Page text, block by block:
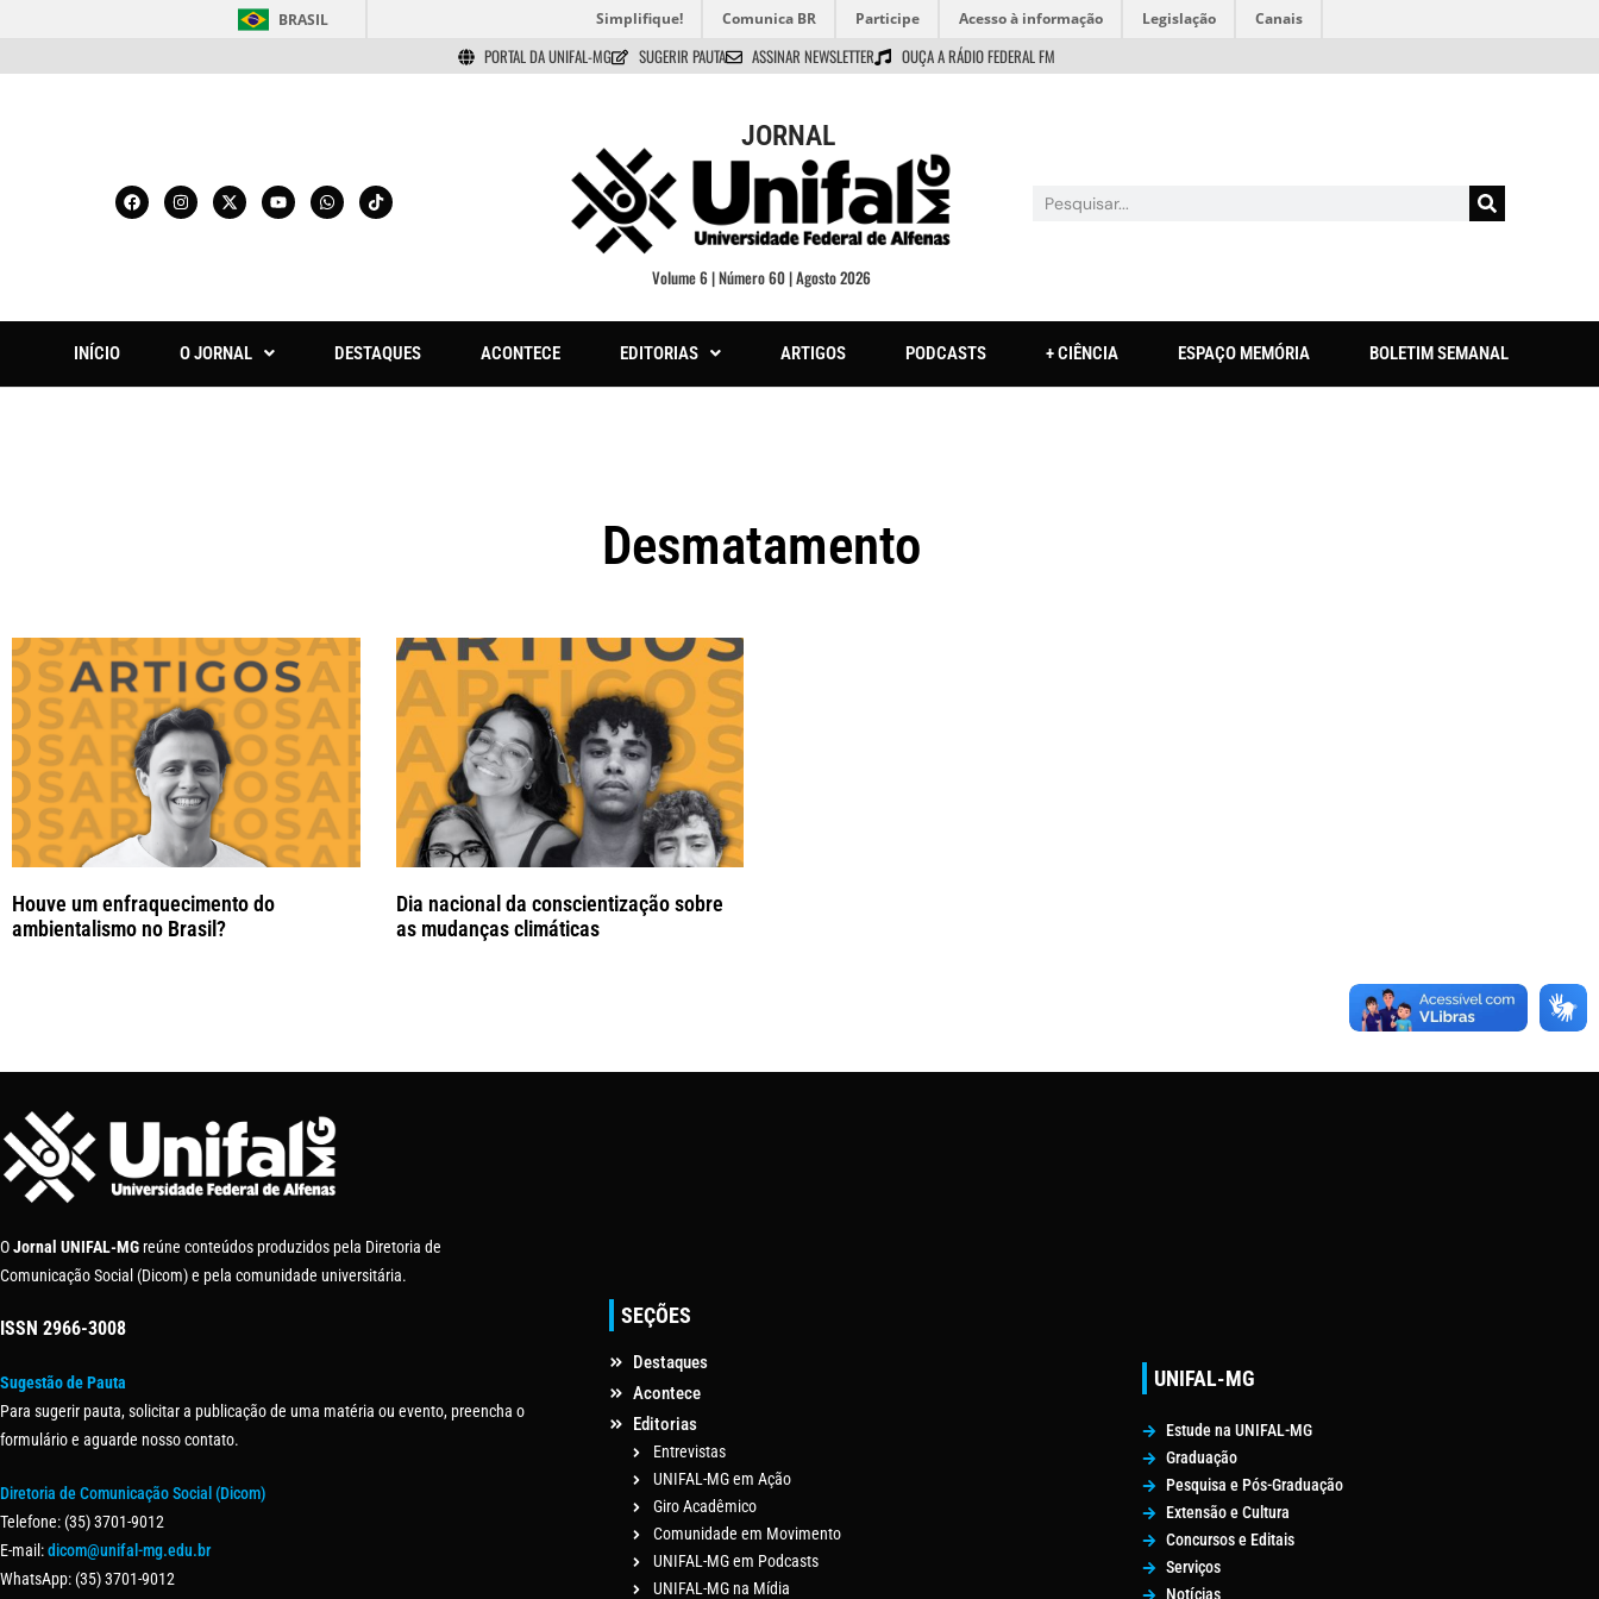
BRASIL Simplifique! Comunica BR Participe Acesso à informação Legislação Canais
PORTAL DA UNIFAL-MG SUGERIR PAUTA ASSINAR NEWSLETTER OUÇA A RÁDIO FEDERAL FM
JORNAL
Volume 6 | Número 60 | Agosto 2026
INÍCIO O JORNAL DESTAQUES ACONTECE EDITORIAS ARTIGOS PODCASTS + CIÊNCIA ESPAÇO MEMÓRIA BOLETIM SEMANAL
Desmatamento
Houve um enfraquecimento do
ambientalismo no Brasil?
Dia nacional da conscientização sobre
as mudanças climáticas
OJornal UNIFAL-MG reúne conteúdos produzidos pela Diretoria de
Comunicação Social (Dicom) e pela comunidade universitária.
ISSN 2966-3008
Sugestão de Pauta
Para sugerir pauta, solicitar a publicação de uma matéria ou evento, preencha o
formulário e aguarde nosso contato.
Diretoria de Comunicação Social (Dicom)
Telefone: (35) 3701-9012
E-mail:dicom@unifal-mg.edu.br
WhatsApp: (35) 3701-9012
SEÇÕES
Destaques
Acontece
Editorias
Entrevistas
UNIFAL-MG em Ação
Giro Acadêmico
Comunidade em Movimento
UNIFAL-MG em Podcasts
UNIFAL-MG na Mídia
UNIFAL-MG
Estude na UNIFAL-MG
Graduação
Pesquisa e Pós-Graduação
Extensão e Cultura
Concursos e Editais
Serviços
Notícias